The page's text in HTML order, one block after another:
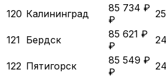
120 Калининград
85 734 ₽
₽
121 Бердск
85 621 ₽
₽
122 Пятигорск
85 549 ₽
₽